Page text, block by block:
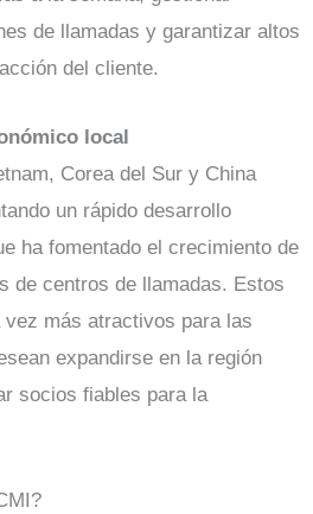
de llamadas y garantizar altos
del cliente.
local
Corea del Sur y China
un rápido desarrollo
ha fomentado el crecimiento de
de centros de llamadas. Estos
más atractivos para las
expandirse en la región
socios fiables para la